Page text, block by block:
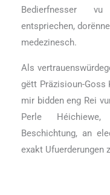
Bedierfnesser vu
entspriechen,
medezinesch.
Als
gëtt Präzisioun-Goss
mir bidden eng Rei
Perle
Beschichtung, an
exakt Ufuerderungen